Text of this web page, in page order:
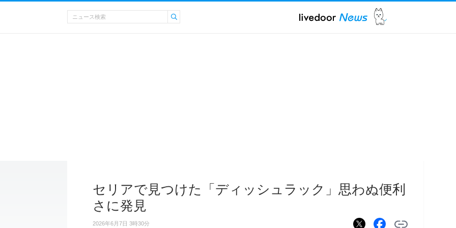
セリアで見つけた「ディッシュラック」思わぬ便利
さに発見
2026年6月7日 3時30分